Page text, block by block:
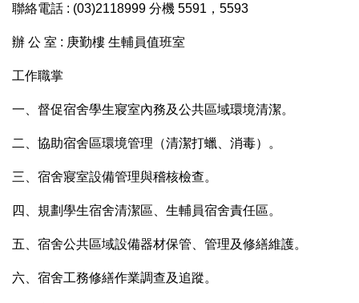
聯絡電話 : (03)2118999 分機 5591，5593
辦 公 室 : 庚勤樓 生輔員值班室
工作職掌
一、督促宿舍學生寢室內務及公共區域環境清潔。
二、協助宿舍區環境管理（清潔打蠟、消毒）。
三、宿舍寢室設備管理與稽核檢查。
四、規劃學生宿舍清潔區、生輔員宿舍責任區。
五、宿舍公共區域設備器材保管、管理及修繕維護。
六、宿舍工務修繕作業調查及追蹤。